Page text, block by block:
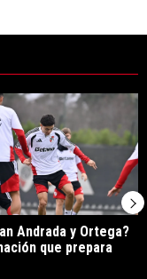
Castaño se va de
de tendencia con el
Andrada y Ortega?
que prepara